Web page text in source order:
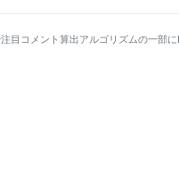
注目コメント算出アルゴリズムの一部